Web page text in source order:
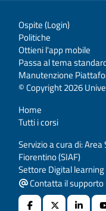
Ospite (Login)
Politiche
Ottieni l'app mobile
Passa al tema
Manutenzione
© Copyright 2026
Home
Tutti i corsi
Servizio a cura di:
Fiorentino (SIAF)
Settore Digital learning
Contatta il supporto